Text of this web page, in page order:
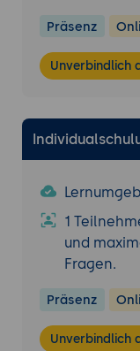
Präsenz
Unverbindlich
1
und
Fragen.
Präsenz
Unverbindlich